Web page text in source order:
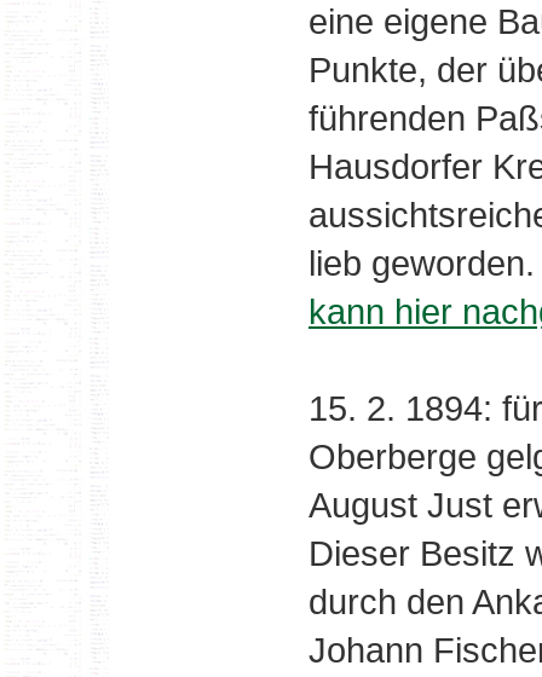
eine eigene
Punkte, der
führenden
Hausdorfer
lieb
kann hier
15. 2. 1894:
Oberberge
August Just
Dieser Besitz
durch den
Johann